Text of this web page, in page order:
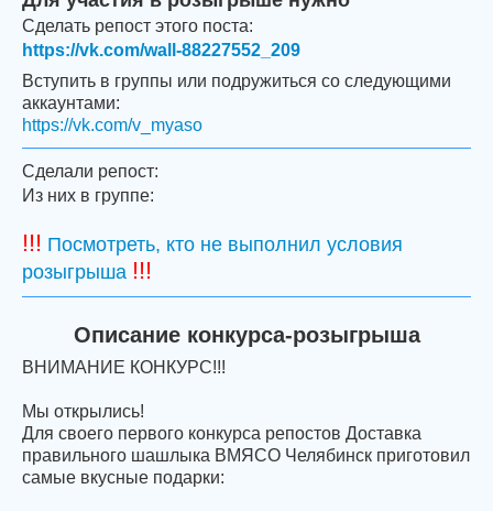
Сделать репост этого поста:
https://vk.com/wall-88227552_209
Вступить в группы или подружиться со следующими
аккаунтами:
https://vk.com/v_myaso
Сделали репост:
Из них в группе:
!!! Посмотреть, кто не выполнил условия
розыгрыша !!!
Описание конкурса-розыгрыша
ВНИМАНИЕ КОНКУРС!!!
Мы открылись!
Для своего первого конкурса репостов Доставка
правильного шашлыка ВМЯСО Челябинск приготовил
самые вкусные подарки: